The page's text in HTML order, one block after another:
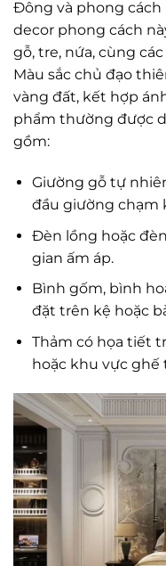
Đông và phong cách
decor phong cách
gỗ, tre, nứa, cùng
Màu sắc chủ đạo
vàng đất, kết hợp
phẩm thường được
gồm:
Giường gỗ tự
đầu giường chạm
Đèn lồng hoặc
gian ấm áp.
Bình gốm, bình
đặt trên kệ hoặc
Thảm có họa tiết
hoặc khu vực ghế